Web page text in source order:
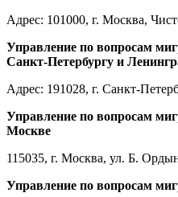
Адрес: 101000, г. Москва,
Управление по вопросам
Санкт-Петербургу и
Адрес: 191028, г. Санкт-
Управление по вопросам
Москве
115035, г. Москва, ул. Б.
Управление по вопросам